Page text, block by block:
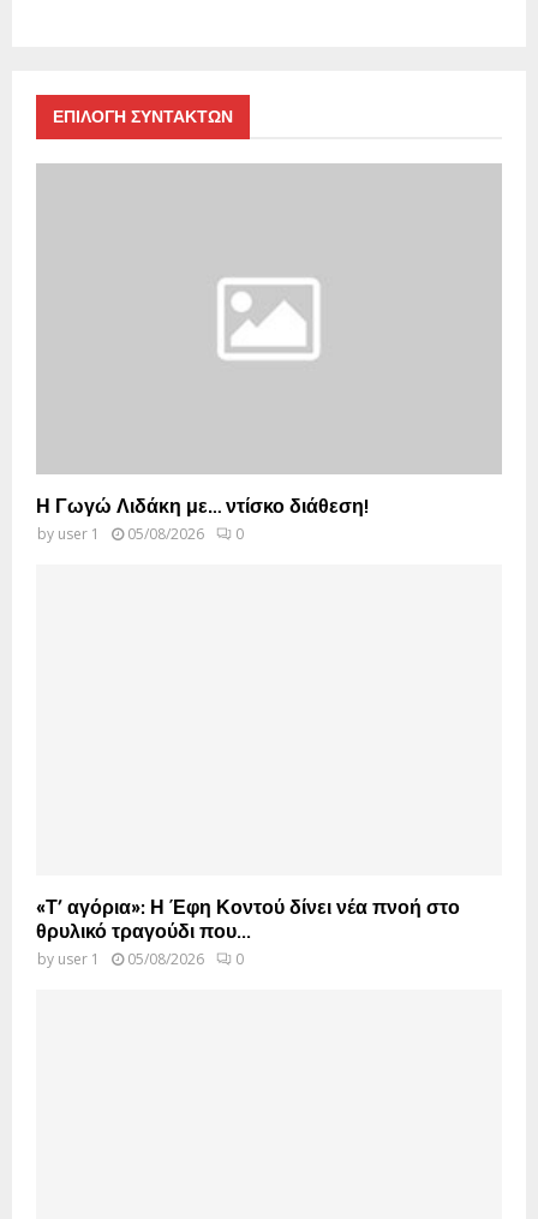
ΕΠΙΛΟΓΗ ΣΥΝΤΑΚΤΩΝ
Η Γωγώ Λιδάκη με… ντίσκο διάθεση!
by user 1 05/08/2026 0
«Τ’ αγόρια»: Η Έφη Κοντού δίνει νέα πνοή στο
θρυλικό τραγούδι που...
by user 1 05/08/2026 0